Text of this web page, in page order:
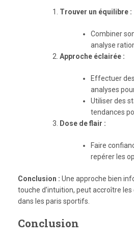
Trouver un équilibre :
Combiner
analyse
Approche éclairée :
Effectuer
analyses
Utiliser des
tendances
Dose de flair :
Faire
repérer les
Conclusion : Une approche bien
touche d’intuition, peut accroître
dans les paris sportifs.
Conclusion